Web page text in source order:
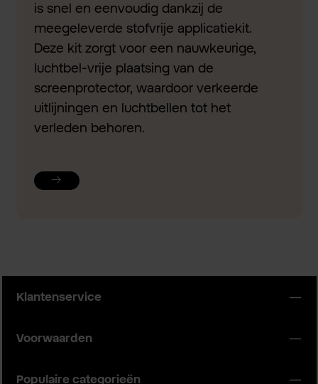
is snel en eenvoudig dankzij de
meegeleverde stofvrije applicatiekit.
Deze kit zorgt voor een nauwkeurige,
luchtbel-vrije plaatsing van de
screenprotector, waardoor verkeerde
uitlijningen en luchtbellen tot het
verleden behoren.
Klantenservice
Voorwaarden
Populaire categorieën